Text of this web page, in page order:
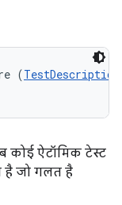
(TestDescription
कोई ऐटॉमिक टेस्ट
है जो गलत है